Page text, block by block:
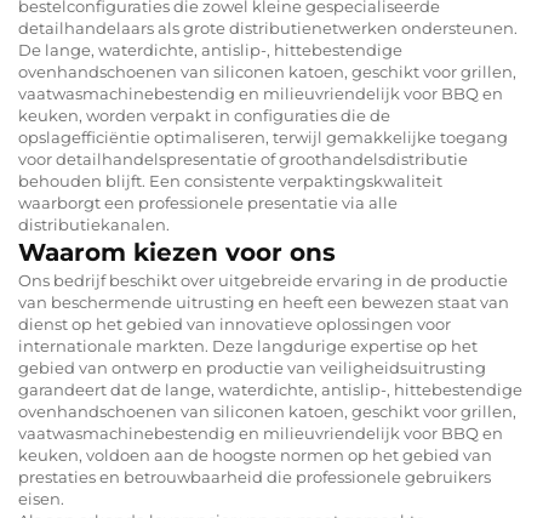
bestelconfiguraties die zowel kleine gespecialiseerde
detailhandelaars als grote distributienetwerken ondersteunen.
De lange, waterdichte, antislip-, hittebestendige
ovenhandschoenen van siliconen katoen, geschikt voor grillen,
vaatwasmachinebestendig en milieuvriendelijk voor BBQ en
keuken, worden verpakt in configuraties die de
opslagefficiëntie optimaliseren, terwijl gemakkelijke toegang
voor detailhandelspresentatie of groothandelsdistributie
behouden blijft. Een consistente verpaktingskwaliteit
waarborgt een professionele presentatie via alle
distributiekanalen.
Waarom kiezen voor ons
Ons bedrijf beschikt over uitgebreide ervaring in de productie
van beschermende uitrusting en heeft een bewezen staat van
dienst op het gebied van innovatieve oplossingen voor
internationale markten. Deze langdurige expertise op het
gebied van ontwerp en productie van veiligheidsuitrusting
garandeert dat de lange, waterdichte, antislip-, hittebestendige
ovenhandschoenen van siliconen katoen, geschikt voor grillen,
vaatwasmachinebestendig en milieuvriendelijk voor BBQ en
keuken, voldoen aan de hoogste normen op het gebied van
prestaties en betrouwbaarheid die professionele gebruikers
eisen.